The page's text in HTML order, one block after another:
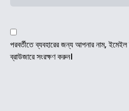
পরবর্তীতে ব্যবহারের জন্য আপনার নাম, ইমেইল
ব্রাউজারে সংরক্ষণ করুন।